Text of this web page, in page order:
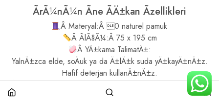
ÃrÃ¼nÃ¼n Ãne ÃÄ±kan Ãzellikleri
Â Materyal:Â 0 naturel pamuk
Â ÃlÃ§Ã¼:Â 75 x 195 cm
Â YÄ±kama TalimatÄ±:
YalnÄ±zca elde, soÄuk ya da Ä±lÄ±k suda yÄ±kayÄ±nÄ±z.
Hafif deterjan kullanÄ±nÄ±z.
Ãitilemeden, nazikÃ§e sÄ±kÄ±p dÃ¼z bir zeminde sererek
kurutunuz.